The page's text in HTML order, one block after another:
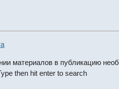
материалов в публикацию
then hit enter to search